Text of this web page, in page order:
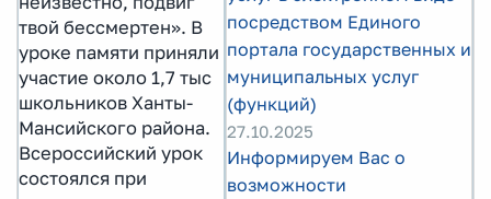
твой бессмертен». В
уроке памяти приняли
участие около 1,7 тыс
школьников Ханты-
Мансийского района.
Всероссийский урок
состоялся при
посредством Единого
портала государственных и
муниципальных услуг
(функций)
27.10.2025
Информируем Вас о
возможности